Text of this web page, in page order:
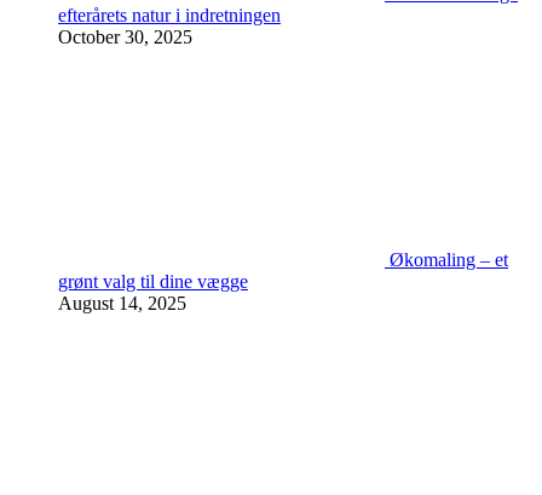
efterårets natur i indretningen
October 30, 2025
Økomaling – et
grønt valg til dine vægge
August 14, 2025